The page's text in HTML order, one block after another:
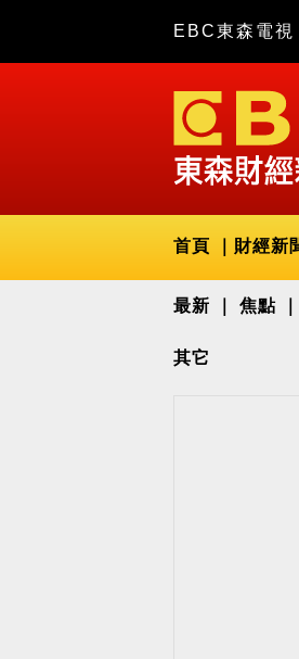
EBC東森電視
首頁 財經新
最新 焦點
其它